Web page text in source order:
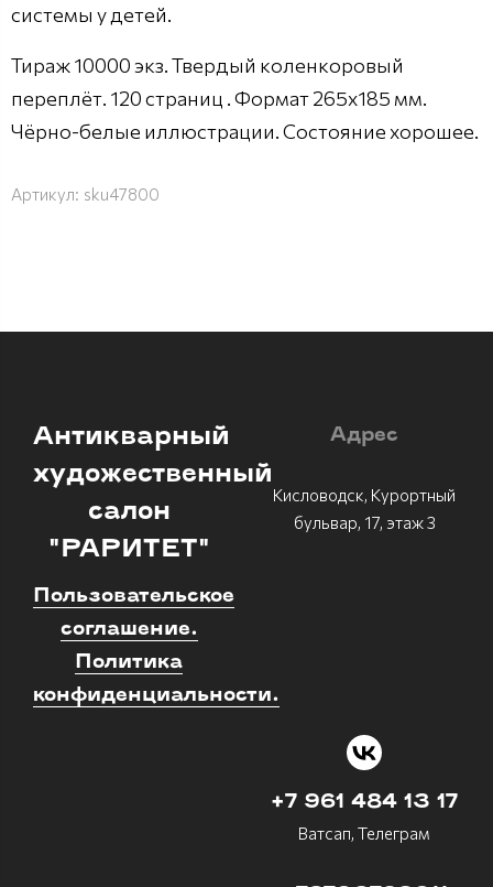
системы у детей.
Тираж 10000 экз. Твердый коленкоровый
переплёт. 120 страниц . Формат 265х185 мм.
Чёрно-белые иллюстрации. Состояние хорошее.
Артикул: sku47800
Антикварный
художественный
салон
"РАРИТЕТ"
Пользовательское
соглашение.
Политика
конфиденциальности.
Адрес
Кисловодск, Курортный
бульвар, 17, этаж 3
+7 961 484 13 17
Ватсап, Телеграм